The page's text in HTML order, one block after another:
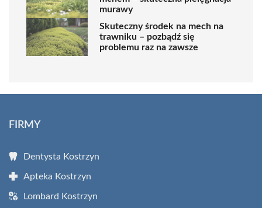
murawy
Skuteczny środek na mech na
trawniku – pozbądź się
problemu raz na zawsze
FIRMY
Dentysta Kostrzyn
Apteka Kostrzyn
Lombard Kostrzyn